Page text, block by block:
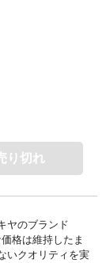
り切れ
ヤのブランド
格は維持したま
いクオリティを実